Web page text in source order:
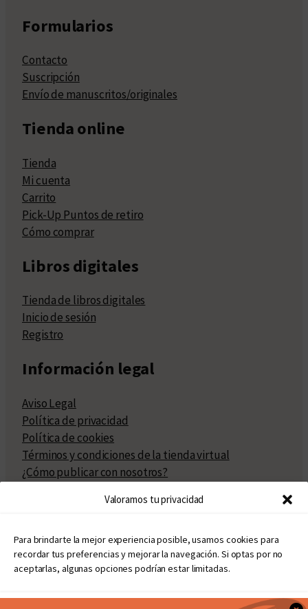
Valoramos tu privacidad
Para brindarte la mejor experiencia posible, usamos cookies para
recordar tus preferencias y mejorar la navegación. Si optas por no
aceptarlas, algunas opciones podrían estar limitadas.
Formularios
Contacto
Suscripción
Envío de manuscritos/originales
Tienda online
Tienda
Mi cuenta
Carrito
Pick-Up Puntos de retiro
Cómo comprar
Libros digitales
Tienda de libros digitales
Inicio de sesión
Registro
Información legal
Aviso Legal
Política de privacidad
Política de cookies
Términos y condiciones de la tienda virtual
¿Cómo publicar con nosotros?
Políticas de publicación
Políticas de coedición
Atribuciones